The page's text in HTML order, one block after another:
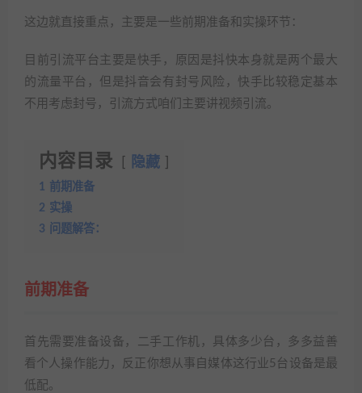
这边就直接重点，主要是一些前期准备和实操环节：
目前引流平台主要是快手，原因是抖快本身就是两个最大
的流量平台，但是抖音会有封号风险，快手比较稳定基本
不用考虑封号，引流方式咱们主要讲视频引流。
内容目录 隐藏
1
前期准备
2 实操
3
问题解答：
前期准备
首先需要准备设备，二手工作机，具体多少台，多多益善
看个人操作能力，反正你想从事自媒体这行业5台设备是最
低配。